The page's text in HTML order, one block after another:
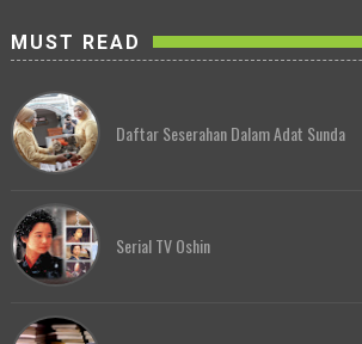
MUST READ
Daftar Seserahan Dalam Adat Sunda
Serial TV Oshin